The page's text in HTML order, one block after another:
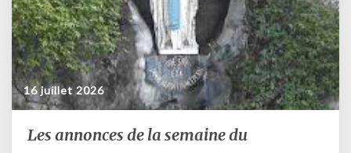
16 juillet 2026
Les
Les annonces de la semaine du